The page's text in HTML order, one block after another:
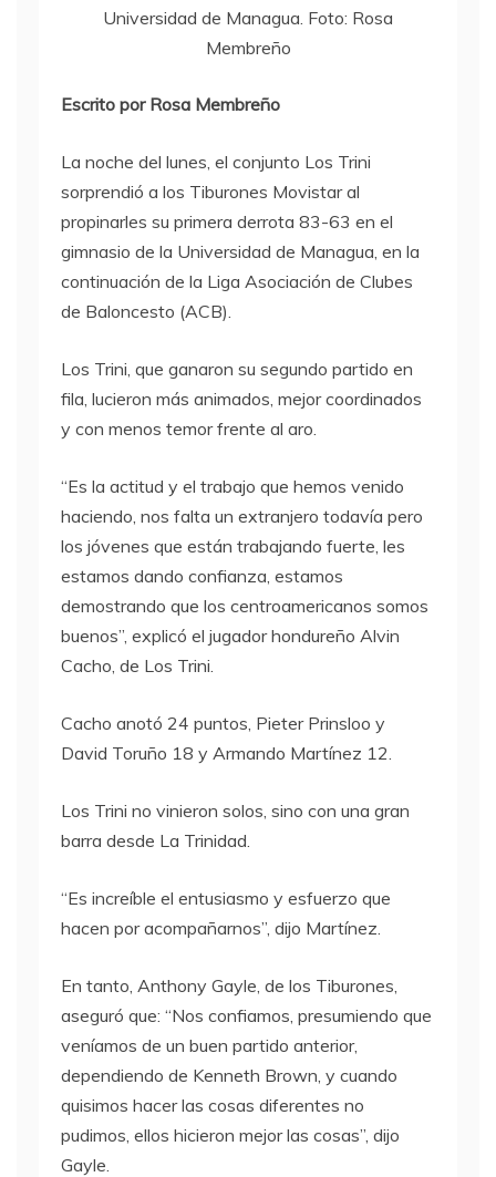
Universidad de Managua. Foto: Rosa
Membreño
Escrito por Rosa Membreño
La noche del lunes, el conjunto Los Trini
sorprendió a los Tiburones Movistar al
propinarles su primera derrota 83-63 en el
gimnasio de la Universidad de Managua, en la
continuación de la Liga Asociación de Clubes
de Baloncesto (ACB).
Los Trini, que ganaron su segundo partido en
fila, lucieron más animados, mejor coordinados
y con menos temor frente al aro.
“Es la actitud y el trabajo que hemos venido
haciendo, nos falta un extranjero todavía pero
los jóvenes que están trabajando fuerte, les
estamos dando confianza, estamos
demostrando que los centroamericanos somos
buenos”, explicó el jugador hondureño Alvin
Cacho, de Los Trini.
Cacho anotó 24 puntos, Pieter Prinsloo y
David Toruño 18 y Armando Martínez 12.
Los Trini no vinieron solos, sino con una gran
barra desde La Trinidad.
“Es increíble el entusiasmo y esfuerzo que
hacen por acompañarnos”, dijo Martínez.
En tanto, Anthony Gayle, de los Tiburones,
aseguró que: “Nos confiamos, presumiendo que
veníamos de un buen partido anterior,
dependiendo de Kenneth Brown, y cuando
quisimos hacer las cosas diferentes no
pudimos, ellos hicieron mejor las cosas”, dijo
Gayle.